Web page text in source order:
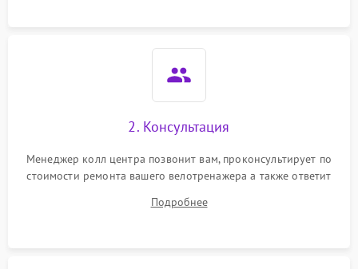
2. Консультация
Менеджер колл центра позвонит вам, проконсультирует по
стоимости ремонта вашего велотренажера а также ответит
Подробнее